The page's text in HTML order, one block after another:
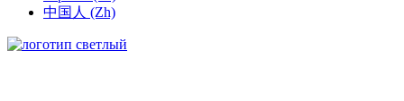
中国人 (Zh)